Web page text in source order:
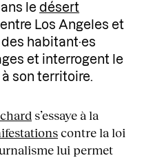
le désert
Los Angeles et
des habitant·es
et interrogent le
son territoire.
s’essaye à la
contre la loi
lui permet